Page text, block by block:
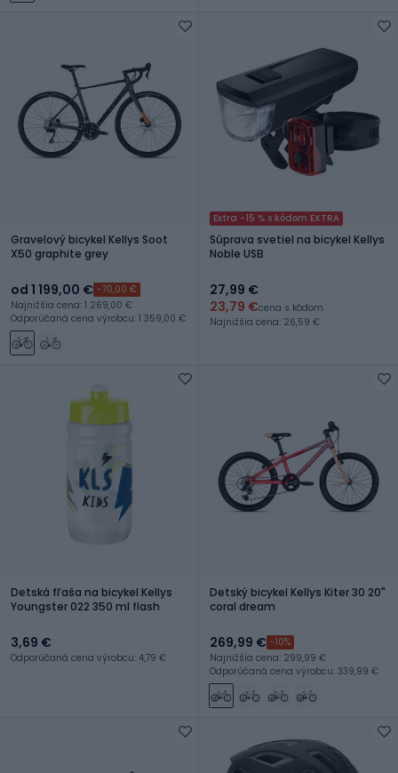
Gravelový bicykel Kellys Soot
X50 graphite grey
od 1 199,00 € -70,00 €
Najnižšia cena: 1 269,00 €
Odporúčaná cena výrobcu: 1 359,00 €
Extra -15 % s kódom EXTRA
Súprava svetiel na bicykel Kellys
Noble USB
27,99 €
23,79 €cena s kódom
Najnižšia cena: 26,59 €
Detská fľaša na bicykel Kellys
Youngster 022 350 ml flash
3,69 €
Odporúčaná cena výrobcu: 4,79 €
Detský bicykel Kellys Kiter 30 20"
coral dream
269,99 € -10%
Najnižšia cena: 299,99 €
Odporúčaná cena výrobcu: 339,99 €